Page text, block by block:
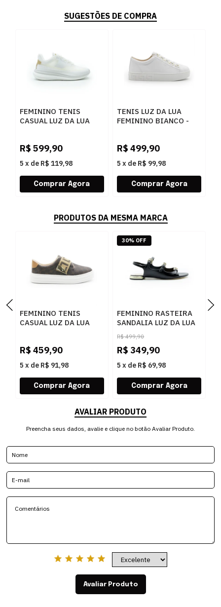
SUGESTÕES DE COMPRA
FEMININO TENIS
CASUAL LUZ DA LUA
R$ 599,90
5 x de R$ 119,98
TENIS LUZ DA LUA
FEMININO BIANCO -
R$ 499,90
5 x de R$ 99,98
PRODUTOS DA MESMA MARCA
FEMININO TENIS
CASUAL LUZ DA LUA
AMENDOA OURO
R$ 459,90
5 x de R$ 91,98
FEMININO RASTEIRA
SANDALIA LUZ DA LUA
80270037 ATACAMA
PRETO
R$ 499,90
R$ 349,90
5 x de R$ 69,98
30% OFF
AVALIAR PRODUTO
Preencha seus dados, avalie e clique no botão Avaliar Produto.
Avaliar Produto